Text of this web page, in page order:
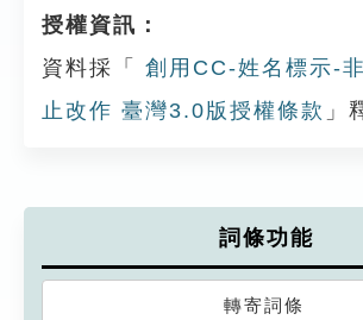
授權資訊：
資料採「
創用CC-姓名標示-
止改作 臺灣3.0版授權條款 」
詞條功能
轉寄詞條